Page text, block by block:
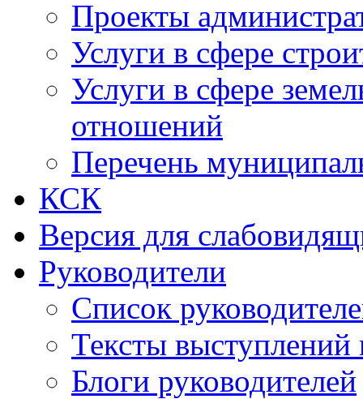
Проекты
Услуги в сфере
Услуги в сфере
отношений
Перечень
КСК
Версия для
Руководители
Список
Тексты выступлений
Блоги руководителей